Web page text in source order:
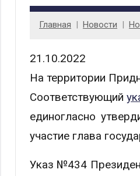
Главная Новости
21.10.2022
На территории
Соответствующий
единогласно
участие глава
Указ №434